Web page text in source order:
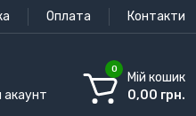
Оплата Контакти
0
Мій кошик
0,00 грн.